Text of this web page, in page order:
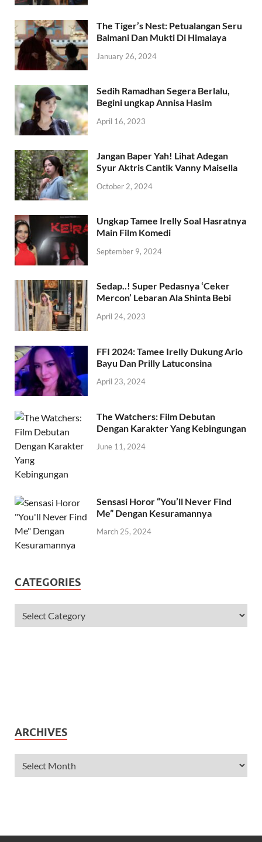
The Tiger’s Nest: Petualangan Seru
Balmani Dan Mukti Di Himalaya
January 26, 2024
Sedih Ramadhan Segera Berlalu,
Begini ungkap Annisa Hasim
April 16, 2023
Jangan Baper Yah! Lihat Adegan
Syur Aktris Cantik Vanny Maisella
October 2, 2024
Ungkap Tamee Irelly Soal Hasratnya
Main Film Komedi
September 9, 2024
Sedap..! Super Pedasnya ‘Ceker
Mercon’ Lebaran Ala Shinta Bebi
April 24, 2023
FFI 2024: Tamee Irelly Dukung Ario
Bayu Dan Prilly Latuconsina
April 23, 2024
The Watchers: Film Debutan
Dengan Karakter Yang Kebingungan
June 11, 2024
Sensasi Horor “You’ll Never Find
Me” Dengan Kesuramannya
March 25, 2024
CATEGORIES
ARCHIVES